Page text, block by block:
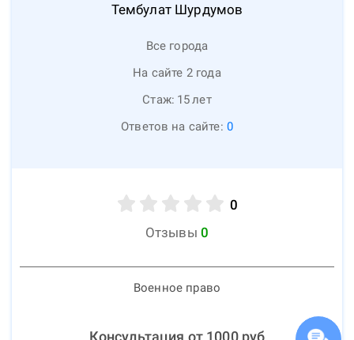
Тембулат Шурдумов
Все города
На сайте 2 года
Стаж: 15лет
Ответов на сайте: 0
0
Отзывы 0
Военное право
Консультация от 1000руб